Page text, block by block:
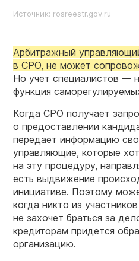
Источник: rosreestr.gov.ru
Арбитражный
в СРО, не может
Но учет специалистов —
функция
Когда СРО получает
о предоставлении
передает информацию
управляющие, которые
на эту процедуру,
есть выдвижение
инициативе. Поэтому
когда никто из
не захочет браться за
кредиторам придется
организацию.